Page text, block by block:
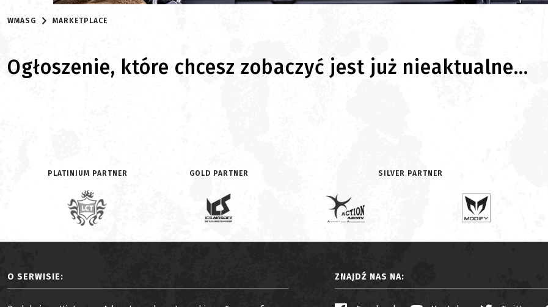
WMASG MARKETPLACE
Ogłoszenie, które chcesz zobaczyć jest już nieaktualne...
PLATINIUM PARTNER GOLD PARTNER SILVER PARTNER
O SERWISIE: ZNAJDŹ NAS NA: